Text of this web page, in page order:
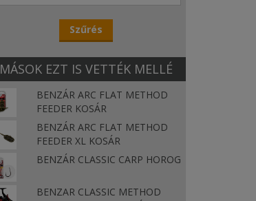
MÁSOK EZT IS VETTÉK MELLÉ
BENZÁR ARC FLAT METHOD
FEEDER KOSÁR
BENZÁR ARC FLAT METHOD
FEEDER XL KOSÁR
BENZÁR CLASSIC CARP HOROG
BENZAR CLASSIC METHOD